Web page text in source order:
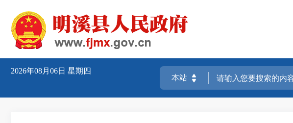
2026年08月06日 星期四